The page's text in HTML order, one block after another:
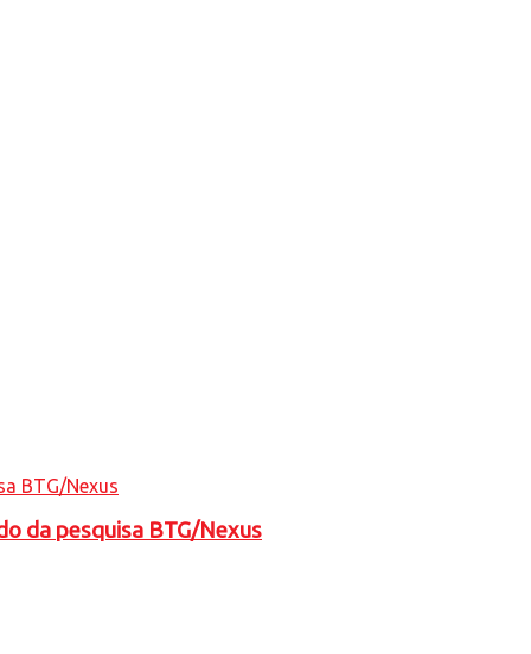
da pesquisa BTG/Nexus